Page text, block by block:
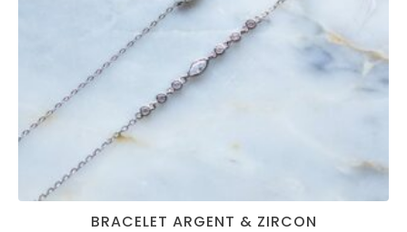
BRACELET ARGENT & ZIRCON